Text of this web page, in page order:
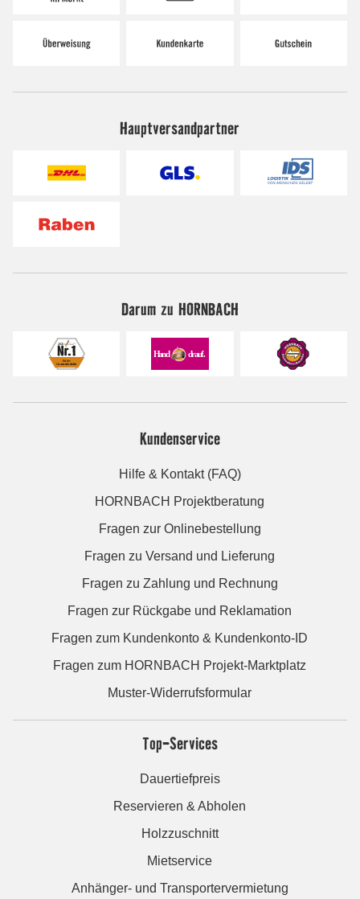
Hauptversandpartner
Darum zu HORNBACH
Kundenservice
Hilfe & Kontakt (FAQ)
HORNBACH Projektberatung
Fragen zur Onlinebestellung
Fragen zu Versand und Lieferung
Fragen zu Zahlung und Rechnung
Fragen zur Rückgabe und Reklamation
Fragen zum Kundenkonto & Kundenkonto-ID
Fragen zum HORNBACH Projekt-Marktplatz
Muster-Widerrufsformular
Top-Services
Dauertiefpreis
Reservieren & Abholen
Holzzuschnitt
Mietservice
Anhänger- und Transportervermietung